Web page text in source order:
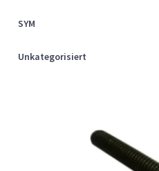
SYM
Unkategorisiert